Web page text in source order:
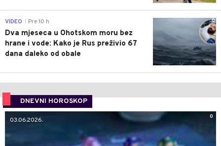
0
VIDEO Pre 10 h
Dva mjeseca u Ohotskom moru bez
hrane i vode: Kako je Rus preživio 67
dana daleko od obale
DNEVNI HOROSKOP
0
03.06.2026.